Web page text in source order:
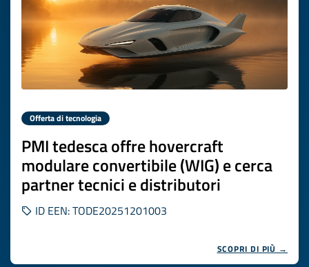
Offerta di tecnologia
PMI tedesca offre hovercraft
modulare convertibile (WIG) e cerca
partner tecnici e distributori
ID EEN: TODE20251201003
SCOPRI DI PIÙ →